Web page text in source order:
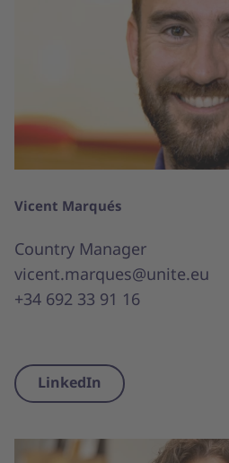
Vicent Marqués
Country Manager
vicent.marques@unite.eu
+34 692 33 91 16
LinkedIn